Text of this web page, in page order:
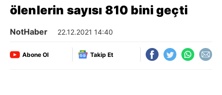
ölenlerin sayısı 810 bini geçti
NotHaber 22.12.2021 14:40
Abone Ol Takip Et